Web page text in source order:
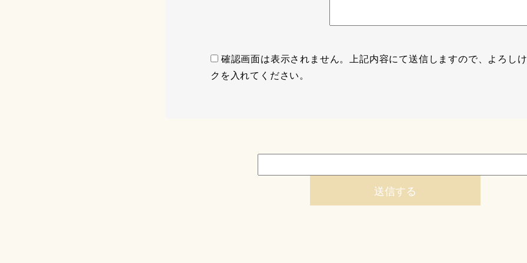
確認画面は表示されません。上記内容にて送信しますので、よろし
クを入れてください。